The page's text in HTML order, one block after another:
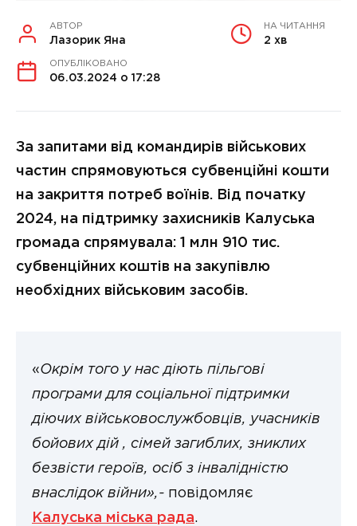
АВТОР
Лазорик Яна
НА ЧИТАННЯ
2 хв
ОПУБЛІКОВАНО
06.03.2024 о 17:28
За запитами від командирів військових
частин спрямовуються субвенційні кошти
на закриття потреб воїнів. Від початку
2024, на підтримку захисників Калуська
громада спрямувала: 1 млн 910 тис.
субвенційних коштів на закупівлю
необхідних військовим засобів.
«Окрім того у нас діють пільгові
програми для соціальної підтримки
діючих військовослужбовців, учасників
бойових дій , сімей загиблих, зниклих
безвісти героїв, осіб з інвалідністю
внаслідок війни»,- повідомляє
Калуська міська рада.